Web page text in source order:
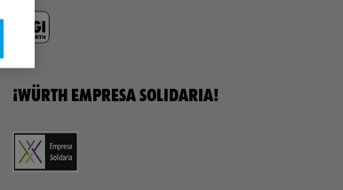
¡WÜRTH EMPRESA SOLIDARIA!